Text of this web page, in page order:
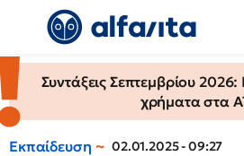
Συντάξεις Σεπτεμβρίου
χρήματα στα
Εκπαίδευση 02.01.2025 - 09:27